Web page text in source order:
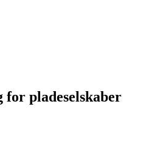
pladeselskaber